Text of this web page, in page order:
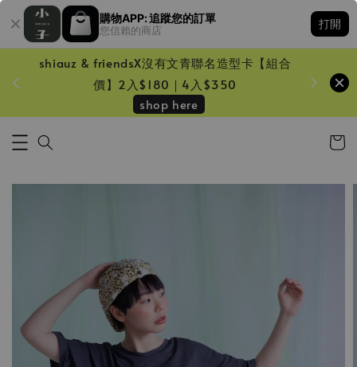
購物APP: 追蹤您的訂單
您信賴的商店
打開
shiauz & friendsX沒有文青聯名造型卡【組合
價】2入$180｜4入$350
shop here